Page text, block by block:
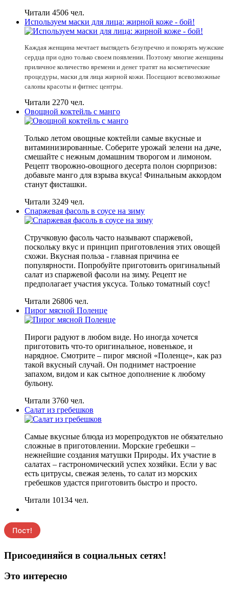
Читали 4506 чел.
Используем маски для лица: жирной коже - бой!
Каждая женщина мечтает выглядеть безупречно и покорять мужские
сердца при одно только своем появлении. Поэтому многие женщины
приличное количество времени и денег тратят на косметические
процедуры, маски для лица жирной кожи. Посещают всевозможные
салоны красоты и фитнес центры.
Читали 2270 чел.
Овощной коктейль с манго
Только летом овощные коктейли самые вкусные и
витаминизированные. Соберите урожай зелени на даче,
смешайте с нежным домашним творогом и лимоном.
Рецепт творожно-овощного десерта полон сюрпризов:
добавьте манго для взрыва вкуса! Финальным аккордом
станут фисташки.
Читали 3249 чел.
Спаржевая фасоль в соусе на зиму
Стручковую фасоль часто называют спаржевой,
поскольку вкус и принцип приготовления этих овощей
схожи. Вкусная польза - главная причина ее
популярности. Попробуйте приготовить оригинальный
салат из спаржевой фасоли на зиму. Рецепт не
предполагает участия уксуса. Только томатный соус!
Читали 26806 чел.
Пирог мясной Поленце
Пироги радуют в любом виде. Но иногда хочется
приготовить что-то оригинальное, новенькое, и
нарядное. Смотрите – пирог мясной «Поленце», как раз
такой вкусный случай. Он поднимет настроение
запахом, видом и как сытное дополнение к любому
бульону.
Читали 3760 чел.
Салат из гребешков
Самые вкусные блюда из морепродуктов не обязательно
сложные в приготовлении. Морские гребешки –
нежнейшие создания матушки Природы. Их участие в
салатах – гастрономический успех хозяйки. Если у вас
есть цитрусы, свежая зелень, то салат из морских
гребешков удастся приготовить быстро и просто.
Читали 10134 чел.
Присоединяйся в социальных сетях!
Это интересно